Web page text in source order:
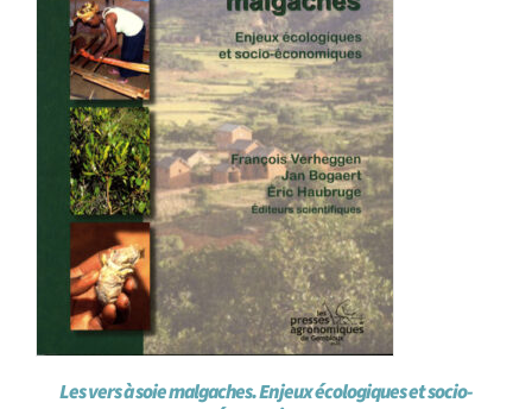
Les vers à soie malgaches. Enjeux écologiques et socio-